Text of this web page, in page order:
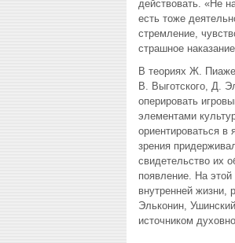
действовать. «Не
есть тоже
стремление,
страшное
В теориях Ж.
В. Выготского, Д.
оперировать
элементами
ориентироваться в
зрения
свидетельство их
появление. На этой
внутренней жизни,
Эльконин,
источником